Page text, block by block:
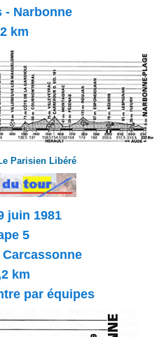
- Narbonne
km
Parisien Libéré
juin 1981
5
km
par équipes